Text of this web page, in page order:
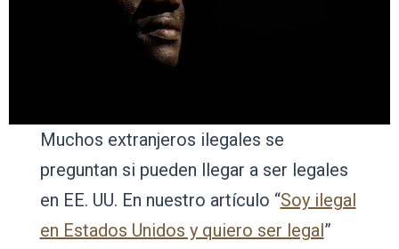
Muchos extranjeros ilegales se
preguntan si pueden llegar a ser legales
en EE. UU. En nuestro artículo “Soy ilegal
en Estados Unidos y quiero ser legal”